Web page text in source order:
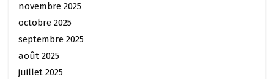
novembre 2025
octobre 2025
septembre 2025
août 2025
juillet 2025